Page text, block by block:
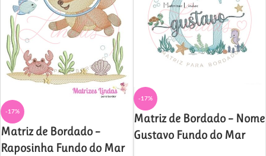
-17%
Matriz de Bordado –
Raposinha Fundo do Mar
-17%
Matriz de Bordado – Nome
Gustavo Fundo do Mar